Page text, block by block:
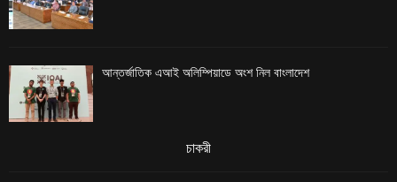
আন্তর্জাতিক এআই অলিম্পিয়াডে অংশ নিল বাংলাদেশ
চাকরী